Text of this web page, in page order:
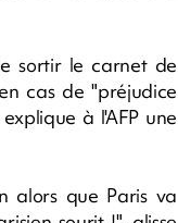
sortir le carnet de
cas de "préjudice
à l'AFP une
alors que Paris va